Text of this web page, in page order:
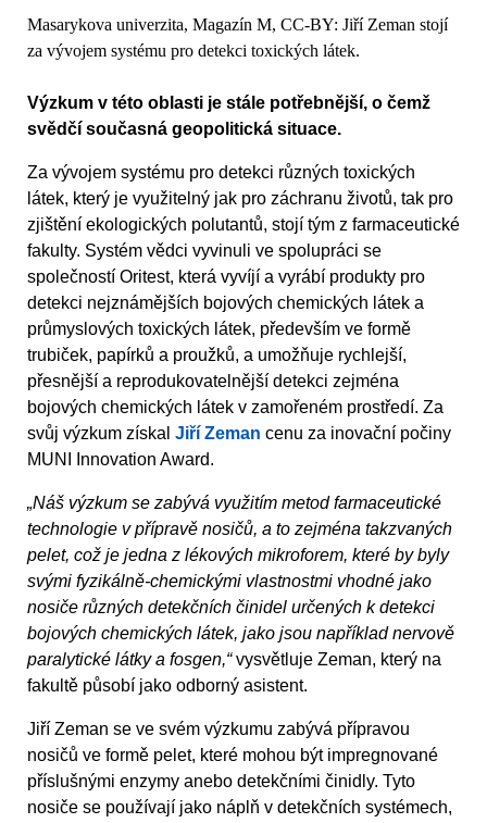
Masarykova univerzita, Magazín M, CC-BY: Jiří Zeman stojí
za vývojem systému pro detekci toxických látek.
Výzkum v této oblasti je stále potřebnější, o čemž
svědčí současná geopolitická situace.
Za vývojem systému pro detekci různých toxických
látek, který je využitelný jak pro záchranu životů, tak pro
zjištění ekologických polutantů, stojí tým z farmaceutické
fakulty. Systém vědci vyvinuli ve spolupráci se
společností Oritest, která vyvíjí a vyrábí produkty pro
detekci nejznámějších bojových chemických látek a
průmyslových toxických látek, především ve formě
trubiček, papírků a proužků, a umožňuje rychlejší,
přesnější a reprodukovatelnější detekci zejména
bojových chemických látek v zamořeném prostředí. Za
svůj výzkum získal Jiří Zeman cenu za inovační počiny
MUNI Innovation Award.
„Náš výzkum se zabývá využitím metod farmaceutické
technologie v přípravě nosičů, a to zejména takzvaných
pelet, což je jedna z lékových mikroforem, které by byly
svými fyzikálně-chemickými vlastnostmi vhodné jako
nosiče různých detekčních činidel určených k detekci
bojových chemických látek, jako jsou například nervově
paralytické látky a fosgen,“vysvětluje Zeman, který na
fakultě působí jako odborný asistent.
Jiří Zeman se ve svém výzkumu zabývá přípravou
nosičů ve formě pelet, které mohou být impregnované
příslušnými enzymy anebo detekčními činidly. Tyto
nosiče se používají jako náplň v detekčních systémech,